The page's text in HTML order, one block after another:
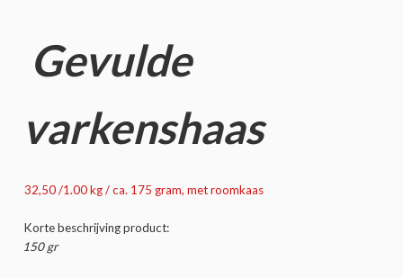
Gevulde
varkenshaas
32,50 /1.00 kg / ca. 175 gram, met roomkaas
Korte beschrijving product:
150 gr